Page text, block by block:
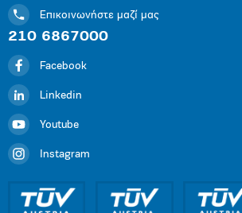
Επικοινωνήστε μαζί μας
210 6867000
Facebook
Linkedin
Youtube
Instagram